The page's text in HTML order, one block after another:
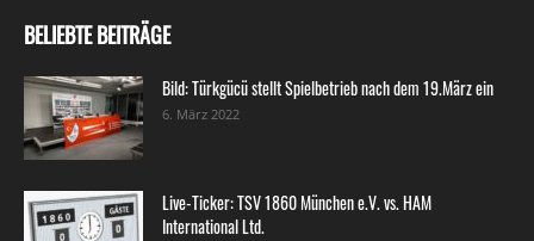
BELIEBTE BEITRÄGE
Bild: Türkgücü stellt Spielbetrieb nach dem 19.März ein
6. März 2022
Live-Ticker: TSV 1860 München e.V. vs. HAM
International Ltd.